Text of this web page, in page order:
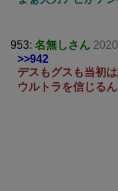
953: 名無しさん
>>942
デスもグスも当初
ウルトラを信じる